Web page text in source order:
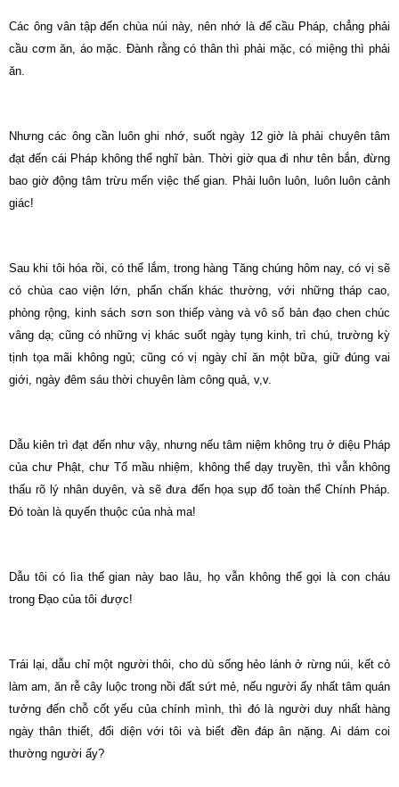
Các ông vân tập đến chùa núi này, nên nhớ là để cầu Pháp, chẳng phải
cầu cơm ăn, áo mặc. Đành rằng có thân thì phải mặc, có miệng thì phải
ăn.
Nhưng các ông cần luôn ghi nhớ, suốt ngày 12 giờ là phải chuyên tâm
đạt đến cái Pháp không thể nghĩ bàn. Thời giờ qua đi như tên bắn, đừng
bao giờ động tâm trừu mến việc thế gian. Phải luôn luôn, luôn luôn cảnh
giác!
Sau khi tôi hóa rồi, có thể lắm, trong hàng Tăng chúng hôm nay, có vị sẽ
có chùa cao viện lớn, phấn chấn khác thường, với những tháp cao,
phòng rộng, kinh sách sơn son thiếp vàng và vô số bản đạo chen chúc
vâng dạ; cũng có những vị khác suốt ngày tụng kinh, trì chú, trường kỳ
tịnh tọa mãi không ngủ; cũng có vị ngày chỉ ăn một bữa, giữ đúng vai
giới, ngày đêm sáu thời chuyên làm công quả, v,v.
Dẫu kiên trì đạt đến như vậy, nhưng nếu tâm niệm không trụ ở diệu Pháp
của chư Phật, chư Tổ mầu nhiệm, không thể dạy truyền, thì vẫn không
thấu rõ lý nhân duyên, và sẽ đưa đến họa sụp đổ toàn thể Chính Pháp.
Đó toàn là quyến thuộc của nhà ma!
Dẫu tôi có lìa thế gian này bao lâu, họ vẫn không thể gọi là con cháu
trong Đạo của tôi được!
Trái lại, dẫu chỉ một người thôi, cho dù sống hẻo lánh ở rừng núi, kết cỏ
làm am, ăn rễ cây luộc trong nồi đất sứt mẻ, nếu người ấy nhất tâm quán
tưởng đến chỗ cốt yếu của chính mình, thì đó là người duy nhất hàng
ngày thân thiết, đối diện với tôi và biết đền đáp ân nặng. Ai dám coi
thường người ấy?